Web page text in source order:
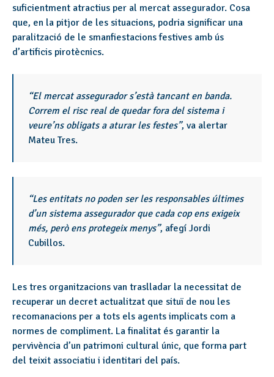
suficientment atractius per al mercat assegurador. Cosa
que, en la pitjor de les situacions, podria significar una
paralització de le smanfiestacions festives amb ús
d’artificis pirotècnics.
“El mercat assegurador s’està tancant en banda.
Correm el risc real de quedar fora del sistema i
veure’ns obligats a aturar les festes”, va alertar
Mateu Tres.
“Les entitats no poden ser les responsables últimes
d’un sistema assegurador que cada cop ens exigeix
més, però ens protegeix menys”, afegí Jordi
Cubillos.
Les tres organitzacions van traslladar la necessitat de
recuperar un decret actualitzat que situï de nou les
recomanacions per a tots els agents implicats com a
normes de compliment. La finalitat és garantir la
pervivència d’un patrimoni cultural únic, que forma part
del teixit associatiu i identitari del país.